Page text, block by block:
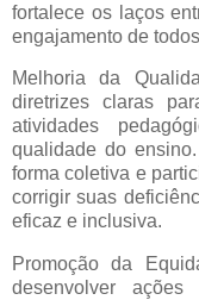
fortalece os laços
engajamento de
Melhoria da
diretrizes claras
atividades
qualidade do
forma coletiva e
corrigir suas
eficaz e inclusiva.
Promoção da
desenvolver